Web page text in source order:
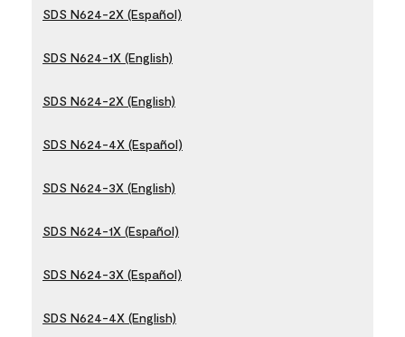
SDS N624-2X (Español)
SDS N624-1X (English)
SDS N624-2X (English)
SDS N624-4X (Español)
SDS N624-3X (English)
SDS N624-1X (Español)
SDS N624-3X (Español)
SDS N624-4X (English)